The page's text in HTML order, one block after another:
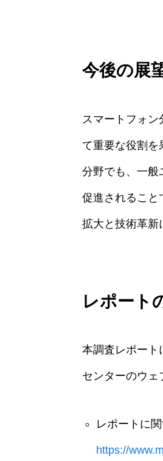
今後の展
スマートフォ
て重要な役割を
分野でも、一般
促進されること
拡大と技術革新
レポート
本調査レポート
センターのウェ
レポートに
https://